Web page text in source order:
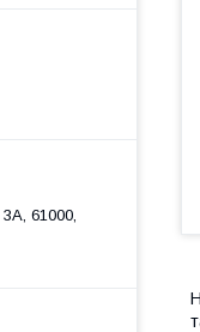
61000,